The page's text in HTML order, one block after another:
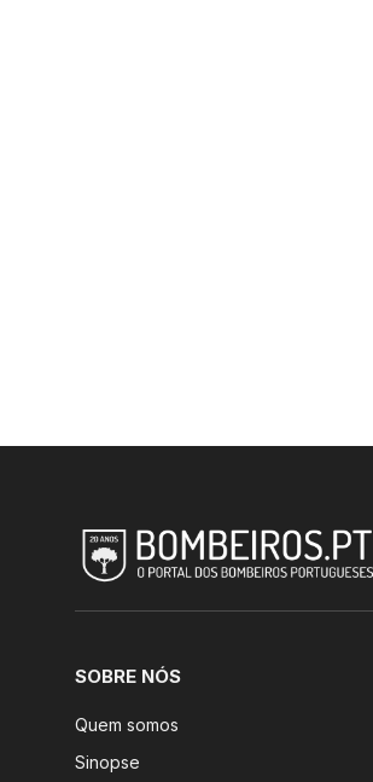
SOBRE NÓS
Quem somos
Sinopse